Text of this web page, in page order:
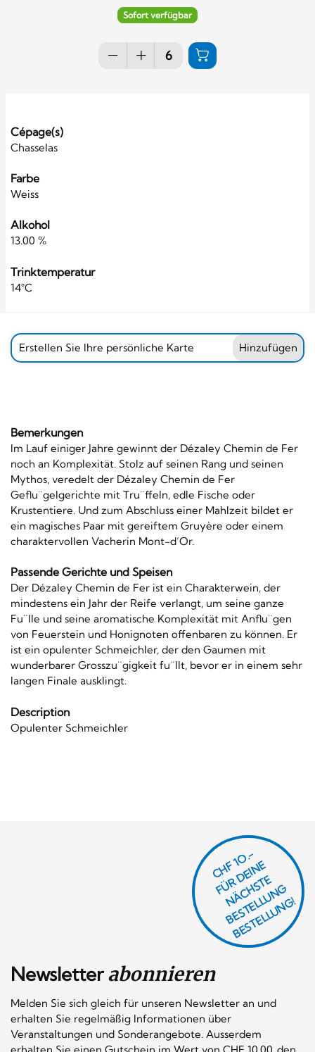
Sofort verfügbar
Cépage(s)
Chasselas
Farbe
Weiss
Alkohol
13.00 %
Trinktemperatur
14°C
Erstellen Sie Ihre persönliche Karte Hinzufügen
Bemerkungen
Im Lauf einiger Jahre gewinnt der Dézaley Chemin de Fer
noch an Komplexität. Stolz auf seinen Rang und seinen
Mythos, veredelt der Dézaley Chemin de Fer
Geflu¨gelgerichte mit Tru¨ffeln, edle Fische oder
Krustentiere. Und zum Abschluss einer Mahlzeit bildet er
ein magisches Paar mit gereiftem Gruyère oder einem
charaktervollen Vacherin Mont-d’Or.
Passende Gerichte und Speisen
Der Dézaley Chemin de Fer ist ein Charakterwein, der
mindestens ein Jahr der Reife verlangt, um seine ganze
Fu¨lle und seine aromatische Komplexität mit Anflu¨gen
von Feuerstein und Honignoten offenbaren zu können. Er
ist ein opulenter Schmeichler, der den Gaumen mit
wunderbarer Grosszu¨gigkeit fu¨llt, bevor er in einem sehr
langen Finale ausklingt.
Description
Opulenter Schmeichler
Newsletterabonnieren
Melden Sie sich gleich für unseren Newsletter an und
erhalten Sie regelmäßig Informationen über
Veranstaltungen und Sonderangebote. Ausserdem
erhalten Sie einen Gutschein im Wert von CHF 10.00, den
CHF 1O.-
F
Ü
R
D
EI
N
E
N
Ä
C
H
S
T
E
B
E
S
T
E
L
L
U
N
G
B
E
S
T
E
L
L
U
N
G!